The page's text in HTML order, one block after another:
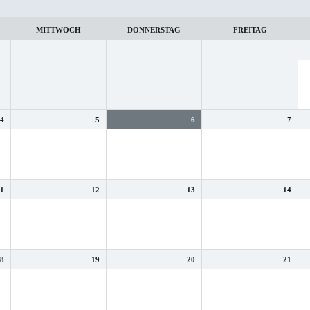
MITTWOCH DONNERSTAG FREITAG
4 5 6 7
12 13 14
19 20 21